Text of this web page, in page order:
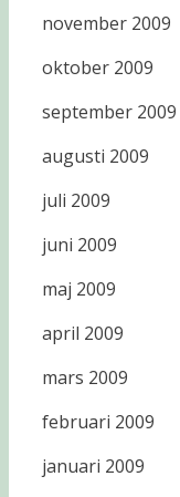
november 2009
oktober 2009
september 2009
augusti 2009
juli 2009
juni 2009
maj 2009
april 2009
mars 2009
februari 2009
januari 2009